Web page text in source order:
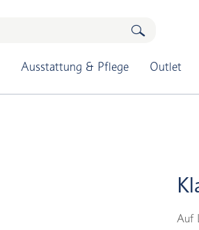
Ausstattung & Pflege Outlet
Auf